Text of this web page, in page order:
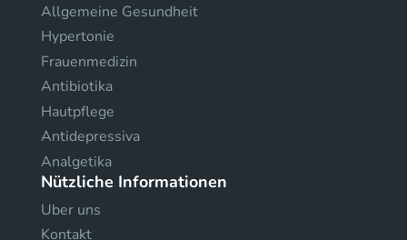
Allgemeine Gesundheit
Hypertonie
Frauenmedizin
Antibiotika
Hautpflege
Antidepressiva
Analgetika
Nützliche Informationen
Uber uns
Kontakt